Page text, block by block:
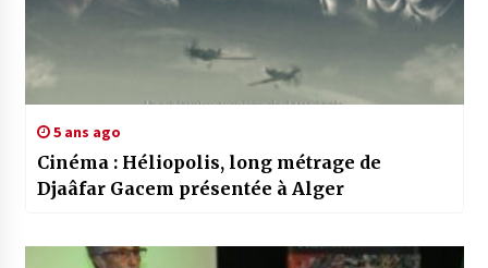
5 ans ago
Cinéma : Héliopolis, long métrage de
Djaâfar Gacem présentée à Alger